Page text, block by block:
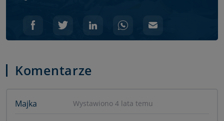
Komentarze
Majka Wystawiono 4 lata temu